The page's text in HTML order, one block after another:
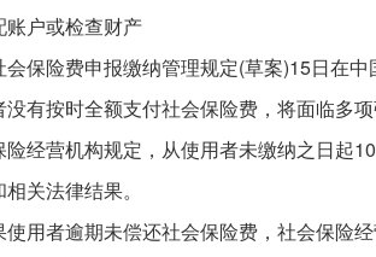
账户或检查财产
会保险费申报缴纳管理规定(草案)15日在
有按时全额支付社会保险费，将面临多
险经营机构规定，从使用者未缴纳之日起
关法律结果。
使用者逾期未偿还社会保险费，社会保险